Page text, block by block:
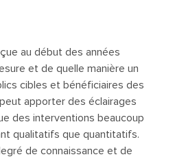
au début des années
et de quelle manière un
cibles et bénéficiaires des
apporter des éclairages
des interventions beaucoup
qualitatifs que quantitatifs.
de connaissance et de